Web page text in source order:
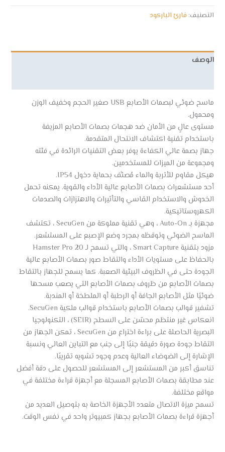
التصنيف: قارئ الباركود
الوصف
ماسح ضوئي لبصمات الأصابع USB صغير الحجم وخفيف الوزن
ومحمول.
مستوى عالٍ من الأمان ضد هجمات بصمات الأصابع المزيفة
باستخدام تقنية اكتشاف الانتحال المتقدمة.
جهاز بصمة عالي الكفاءة يوفر بعض التقنيات الرائدة في فئته
ومجموعة من الميزات للمستخدمين.
هيكل مقاوم للأتربة والماء مُصنَّف بحماية دخول IP54.
أحد مستشعرات بصمات الأصابع عالية الأداء والقوية. يمكنه تحمل
الخدوش والاستخدام القاسي والتأثيرات والاهتزازات والصدمات
الكهروستاتيكية.
مجهزة بـ Auto-On ، وهي تقنية مملوكة من SecuGen ، تكتشف
الماسح الضوئي وتوقظه بمجرد وضع الإصبع على المستشعر.
مزود بتقنية Smart Capture ، والتي تسمح لـ Hamster Pro 20
بالحفاظ على مستويات الأداء والتقاط صور بصمات الأصابع عالية
الجودة حتى في الظروف البيئية الصعبة. كما يسمح للجهاز بالتقاط
بصمات الأصابع من ظروف بصمات الأصابع التي يصعب مسحها
ضوئيًا مثل الأصابع الجافة أو الرطبة أو الملطخة أو المندبة.
تشفير قوالب بصمات الأصابع باستخدام قوالب ملكية SecuGen.
انعكاس غير منتظم محسّن على السطح (SEIR) ، التكنولوجيا
البصرية الحاصلة على براءة اختراع من SecuGen ، تمكن الجهاز من
التقاط جودة صورة دقيقة جنبًا إلى جنب مع التباين العالي ونسبة
الإشارة إلى الضوضاء العالية وعدم وجود تشويه تقريبًا.
تناسق أكبر من المستشعر إلى المستشعر للحصول على دقة أفضل
عند مطابقة بصمات الأصابع المسجلة مع أجهزة قراءة مختلفة في
مواقع مختلفة.
تسمح ميزة الاتصال متعدد الأجهزة الخاصة به بتوصيل العديد من
أجهزة قراءة بصمات الأصابع بجهاز كمبيوتر واحد في نفس الوقت.